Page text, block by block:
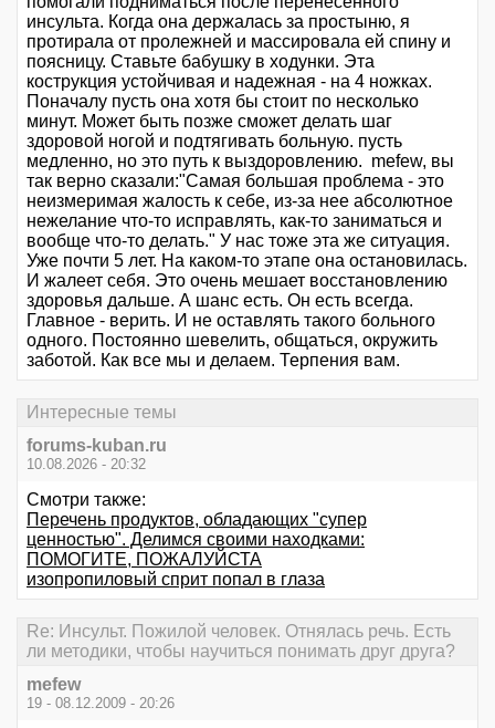
инсульта. Когда она держалась за простыню, я
протирала от пролежней и массировала ей спину и
поясницу. Ставьте бабушку в ходунки. Эта
кострукция устойчивая и надежная - на 4 ножках.
Поначалу пусть она хотя бы стоит по несколько
минут. Может быть позже сможет делать шаг
здоровой ногой и подтягивать больную. пусть
медленно, но это путь к выздоровлению. mefew, вы
так верно сказали:"Самая большая проблема - это
неизмеримая жалость к себе, из-за нее абсолютное
нежелание что-то исправлять, как-то заниматься и
вообще что-то делать." У нас тоже эта же ситуация.
Уже почти 5 лет. На каком-то этапе она остановилась.
И жалеет себя. Это очень мешает восстановлению
здоровья дальше. А шанс есть. Он есть всегда.
Главное - верить. И не оставлять такого больного
одного. Постоянно шевелить, общаться, окружить
заботой. Как все мы и делаем. Терпения вам.
Интересные темы
forums-kuban.ru
10.08.2026 - 20:32
Смотри также:
Перечень продуктов, обладающих "супер
ценностью". Делимся своими находками:
ПОМОГИТЕ, ПОЖАЛУЙСТА
изопропиловый сприт попал в глаза
Re: Инсульт. Пожилой человек. Отнялась речь. Есть
ли методики, чтобы научиться понимать друг друга?
mefew
19 - 08.12.2009 - 20:26